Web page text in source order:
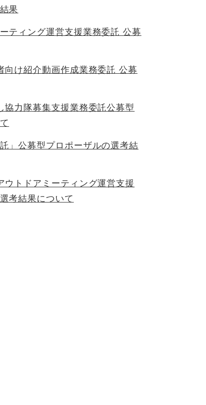
果
ティング運営支援業務委託 公募
け紹介動画作成業務委託 公募
力隊募集支援業務委託公募型
」公募型プロポーザルの選考結
トドアミーティング運営支援
考結果について